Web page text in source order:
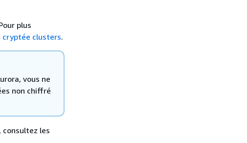
plus
cryptée clusters.
vous ne
non chiffré
consultez les